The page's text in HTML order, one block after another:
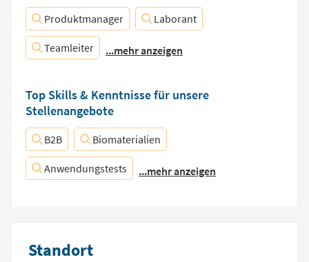
Produktmanager Laborant
Teamleiter ...mehr anzeigen
Top Skills & Kenntnisse für unsere
Stellenangebote
B2B Biomaterialien
Anwendungstests ...mehr anzeigen
Standort